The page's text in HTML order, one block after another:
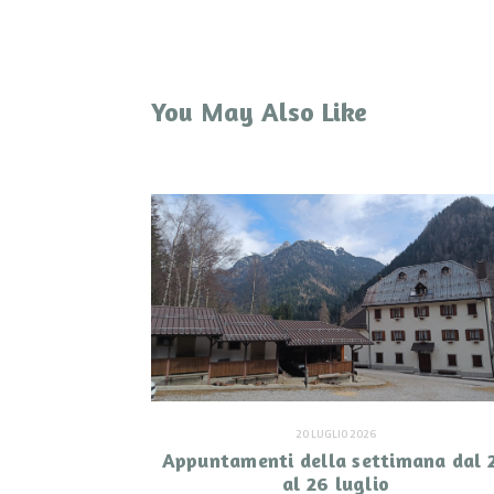
You May Also Like
20 LUGLIO 2026
Appuntamenti della settimana dal
al 26 luglio